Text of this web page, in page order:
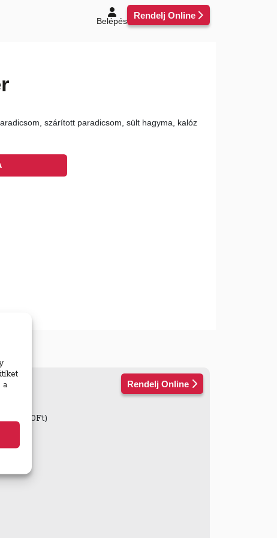
a
Belépés
Rendelj Online
szárított paradicsom, sült hagyma, kalóz
Rendelj Online
250Ft)